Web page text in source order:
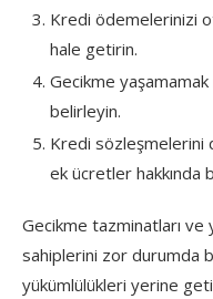
Kredi ödemelerinizi
hale getirin.
Gecikme yaşamamak
belirleyin.
Kredi sözleşmelerini
ek ücretler hakkında
Gecikme tazminatları
sahiplerini zor durumda
yükümlülükleri yerine